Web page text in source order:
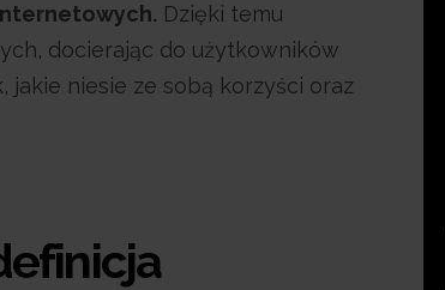
Dzięki temu
docierając do użytkowników
jakie niesie ze sobą korzyści oraz